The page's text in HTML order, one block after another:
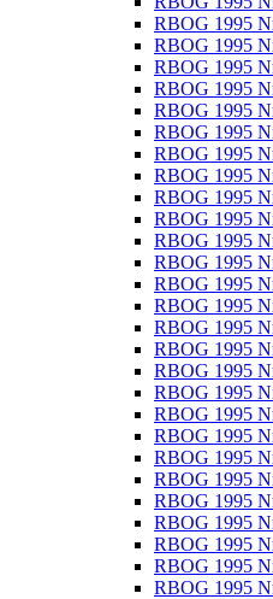
RBOG 1995
RBOG 1995
RBOG 1995
RBOG 1995
RBOG 1995
RBOG 1995
RBOG 1995
RBOG 1995
RBOG 1995
RBOG 1995
RBOG 1995
RBOG 1995
RBOG 1995
RBOG 1995
RBOG 1995
RBOG 1995
RBOG 1995
RBOG 1995
RBOG 1995
RBOG 1995
RBOG 1995
RBOG 1995
RBOG 1995
RBOG 1995
RBOG 1995
RBOG 1995
RBOG 1995